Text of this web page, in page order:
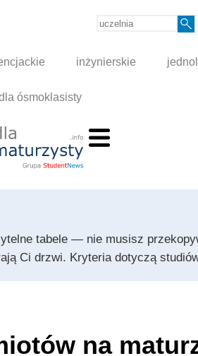
inżynierskie
ósmoklasisty
tabele — nie musisz
Ci drzwi. Kryteria dotyczą
na